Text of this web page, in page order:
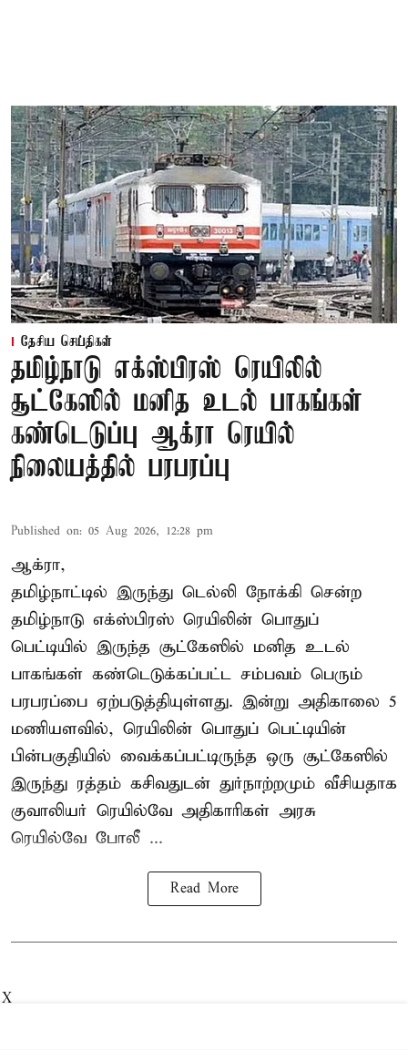
தேசிய செய்திகள்
தமிழ்நாடு எக்ஸ்பிரஸ் ரெயிலில்
சூட்கேஸில் மனித உடல் பாகங்கள்
கண்டெடுப்பு ஆக்ரா ரெயில்
நிலையத்தில் பரபரப்பு
Published on: 05 Aug 2026, 12:28 pm
ஆக்ரா,
தமிழ்நாட்டில் இருந்து டெல்லி நோக்கி சென்ற
தமிழ்நாடு எக்ஸ்பிரஸ் ரெயிலின் பொதுப்
பெட்டியில் இருந்த சூட்கேஸில் மனித உடல்
பாகங்கள் கண்டெடுக்கப்பட்ட சம்பவம் பெரும்
பரபரப்பை ஏற்படுத்தியுள்ளது. இன்று அதிகாலை 5
மணியளவில், ரெயிலின் பொதுப் பெட்டியின்
பின்பகுதியில் வைக்கப்பட்டிருந்த ஒரு சூட்கேஸில்
இருந்து ரத்தம் கசிவதுடன் துர்நாற்றமும் வீசியதாக
குவாலியர் ரெயில்வே அதிகாரிகள் அரசு
ரெயில்வே போலீ ...
Read More
X